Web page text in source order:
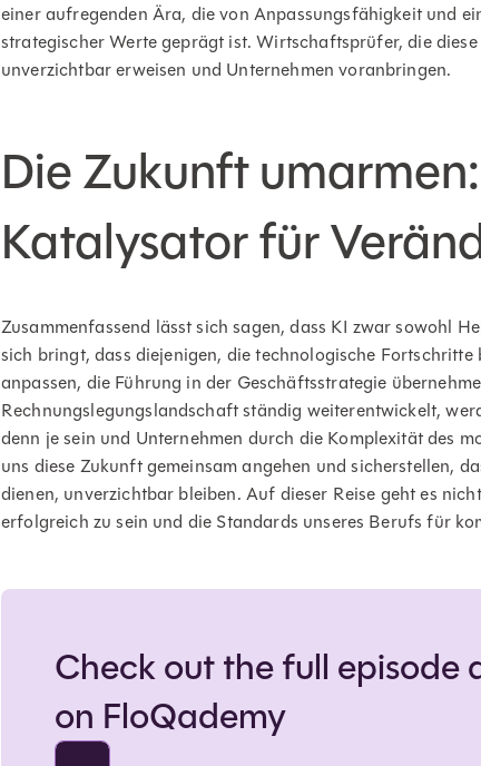
einer aufregenden Ära, die von Anpassungsfähigkeit und
strategischer Werte geprägt ist. Wirtschaftsprüfer, die
unverzichtbar erweisen und Unternehmen voranbringen.
Die Zukunft
Katalysator für
Zusammenfassend lässt sich sagen, dass KI zwar sowohl
sich bringt, dass diejenigen, die technologische
anpassen, die Führung in der Geschäftsstrategie
Rechnungslegungslandschaft ständig weiterentwickelt,
denn je sein und Unternehmen durch die Komplexität des
uns diese Zukunft gemeinsam angehen und sicherstellen,
dienen, unverzichtbar bleiben. Auf dieser Reise geht es
erfolgreich zu sein und die Standards unseres Berufs für
Check out the full episode
on FloQademy